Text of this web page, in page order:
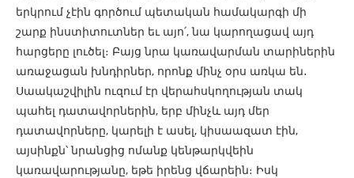
երկրում չէին գործում պետական համակարգի մի
շարք ինստիտուտներ եւ այո՛, նա կարողացավ այդ
հարցերը լուծել։ Բայց նրա կառավարման տարիներին
առաջացան խնդիրներ, որոնք մինչ օրս առկա են․
Սաակաշվիլին ուզում էր վերահսկողության տակ
պահել դատավորներին, երբ մինչև այդ մեր
դատավորները, կարելի է ասել, կիսաազատ էին,
այսինքն՝ նրանցից ոմանք կենթարկվեին
կառավարությանը, եթե իրենց վճարեին։ Իսկ